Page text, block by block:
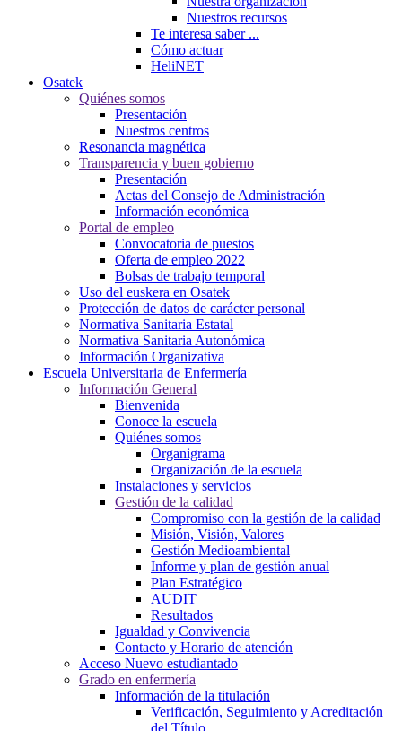
Nuestros recursos
Te interesa saber ...
Cómo actuar
HeliNET
Osatek
Quiénes somos
Presentación
Nuestros centros
Resonancia magnética
Transparencia y buen gobierno
Presentación
Actas del Consejo de Administración
Información económica
Portal de empleo
Convocatoria de puestos
Oferta de empleo 2022
Bolsas de trabajo temporal
Uso del euskera en Osatek
Protección de datos de carácter personal
Normativa Sanitaria Estatal
Normativa Sanitaria Autonómica
Información Organizativa
Escuela Universitaria de Enfermería
Información General
Bienvenida
Conoce la escuela
Quiénes somos
Organigrama
Organización de la escuela
Instalaciones y servicios
Gestión de la calidad
Compromiso con la gestión de la calidad
Misión, Visión, Valores
Gestión Medioambiental
Informe y plan de gestión anual
Plan Estratégico
AUDIT
Resultados
Igualdad y Convivencia
Contacto y Horario de atención
Acceso Nuevo estudiantado
Grado en enfermería
Información de la titulación
Verificación, Seguimiento y Acreditación